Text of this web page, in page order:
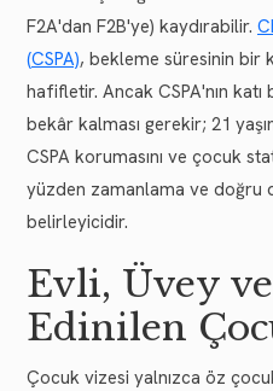
F2A'dan F2B'ye) kaydırabilir.
(CSPA), bekleme süresinin bir
hafifletir. Ancak CSPA'nın
bekâr kalması gerekir; 21
CSPA korumasını ve çocuk
yüzden zamanlama ve doğru
belirleyicidir.
Evli, Üvey
Edinilen
Çocuk vizesi yalnızca öz